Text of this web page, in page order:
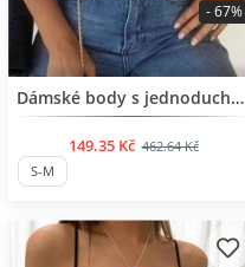
BESTSELLERDámské body s jednoduchým designem
149.35 Kč 462.64 Kč
- 67%
S-M